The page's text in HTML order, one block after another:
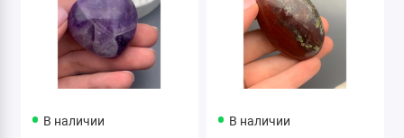
В наличии В наличии